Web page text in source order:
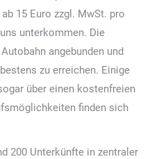
15 Euro zzgl. MwSt. pro
unterkommen. Die
angebunden und
zu erreichen. Einige
über einen kostenfreien
finden sich
200 Unterkünfte in zentraler